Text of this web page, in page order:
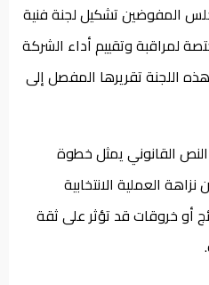
المفوضين تشكيل لجنة فنية
لمراقبة وتقييم أداء الشركة
اللجنة تقريرها المفصل إلى
القانوني يمثل خطوة
العملية الانتخابية
أو خروقات قد تؤثر على ثقة